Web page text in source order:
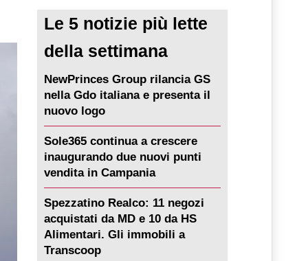
Le 5 notizie più lette
della settimana
NewPrinces Group rilancia GS
nella Gdo italiana e presenta il
nuovo logo
Sole365 continua a crescere
inaugurando due nuovi punti
vendita in Campania
Spezzatino Realco: 11 negozi
acquistati da MD e 10 da HS
Alimentari. Gli immobili a
Transcoop